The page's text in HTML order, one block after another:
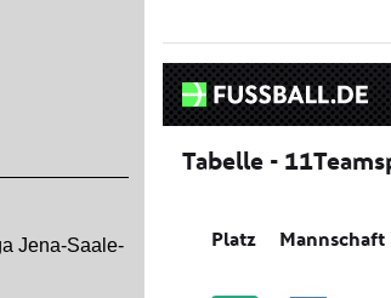
Jena-Saale-